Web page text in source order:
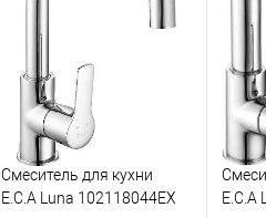
Цвет мойки, смесителя
Смеситель для кухни
E.C.A Luna 102118044EX
E.C.A